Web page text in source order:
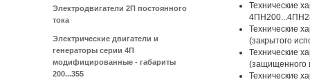
Электродвигатели 2П постоянного
тока
Электрические двигатели и
генераторы серии 4П
модифицированные - габариты
200...355
Технические
Технические
(закрытого
Технические
(защищенного
Технические